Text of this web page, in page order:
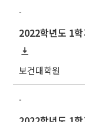
-
보건대학원
-